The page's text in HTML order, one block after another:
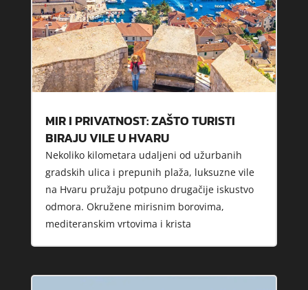
MIR I PRIVATNOST: ZAŠTO TURISTI
BIRAJU VILE U HVARU
Nekoliko kilometara udaljeni od užurbanih
gradskih ulica i prepunih plaža, luksuzne vile
na Hvaru pružaju potpuno drugačije iskustvo
odmora. Okružene mirisnim borovima,
mediteranskim vrtovima i krista